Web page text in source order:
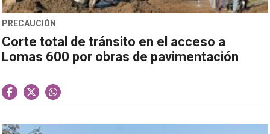
PRECAUCIÓN
Corte total de tránsito en el acceso a
Lomas 600 por obras de pavimentación